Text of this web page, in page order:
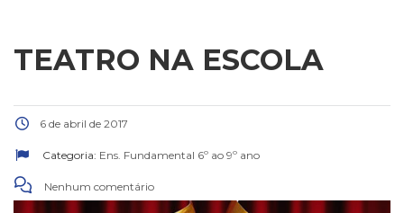
TEATRO NA ESCOLA
6 de abril de 2017
Categoria: Ens. Fundamental 6º ao 9º ano
Nenhum comentário